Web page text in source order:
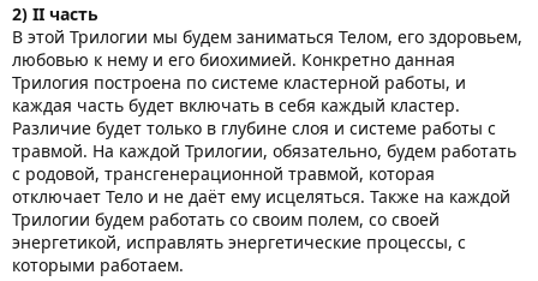
2) II часть
В этой Трилогии мы будем заниматься Телом, его здоровьем,
любовью к нему и его биохимией. Конкретно данная
Трилогия построена по системе кластерной работы, и
каждая часть будет включать в себя каждый кластер.
Различие будет только в глубине слоя и системе работы с
травмой. На каждой Трилогии, обязательно, будем работать
с родовой, трансгенерационной травмой, которая
отключает Тело и не даёт ему исцеляться. Также на каждой
Трилогии будем работать со своим полем, со своей
энергетикой, исправлять энергетические процессы, с
которыми работаем.